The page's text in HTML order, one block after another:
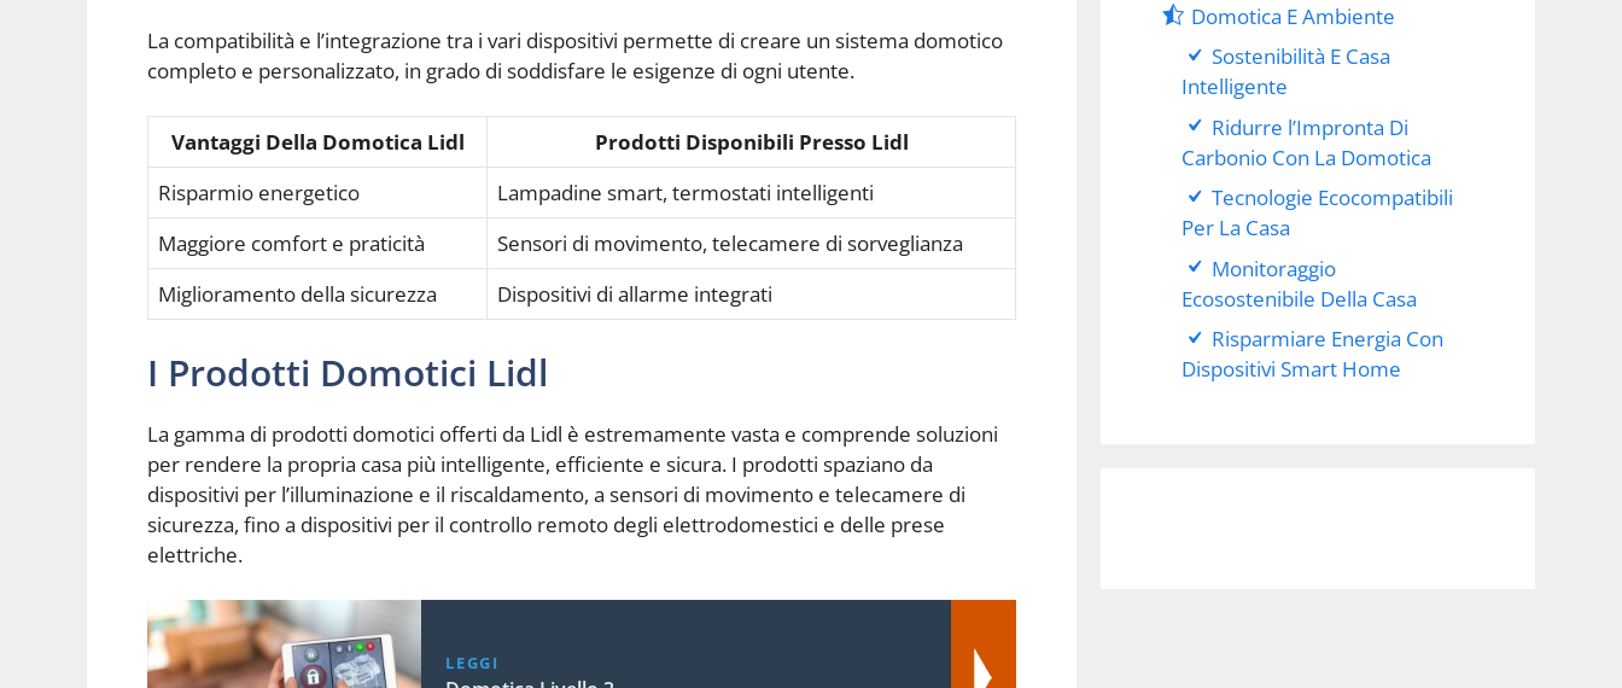
La compatibilità e l’integrazione tra i vari dispositivi permette di creare un sistema domotico
completo e personalizzato, in grado di soddisfare le esigenze di ogni utente.
Vantaggi Della Domotica Lidl
Prodotti Disponibili Presso Lidl
Risparmio energetico
Lampadine smart, termostati intelligenti
Maggiore comfort e praticità
Sensori di movimento, telecamere di sorveglianza
Miglioramento della sicurezza
Dispositivi di allarme integrati
I Prodotti Domotici Lidl
La gamma di prodotti domotici offerti da Lidl è estremamente vasta e comprende soluzioni
per rendere la propria casa più intelligente, efficiente e sicura. I prodotti spaziano da
dispositivi per l’illuminazione e il riscaldamento, a sensori di movimento e telecamere di
sicurezza, fino a dispositivi per il controllo remoto degli elettrodomestici e delle prese
elettriche.
LEGGI
Domotica E Ambiente
Sostenibilità E Casa
Intelligente
Ridurre l’Impronta Di
Carbonio Con La Domotica
Tecnologie Ecocompatibili
Per La Casa
Monitoraggio
Ecosostenibile Della Casa
Risparmiare Energia Con
Dispositivi Smart Home